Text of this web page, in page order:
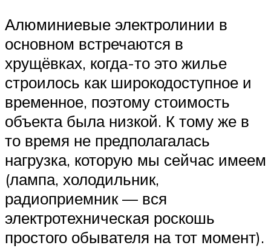
Алюминиевые электролинии в
основном встречаются в
хрущёвках, когда-то это жилье
строилось как широкодоступное и
временное, поэтому стоимость
объекта была низкой. К тому же в
то время не предполагалась
нагрузка, которую мы сейчас имеем
(лампа, холодильник,
радиоприемник — вся
электротехническая роскошь
простого обывателя на тот момент).